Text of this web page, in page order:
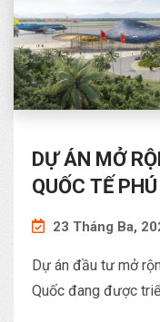
DỰ ÁN MỞ
QUỐC TẾ
23 Tháng Ba,
Dự án đầu tư mở
Quốc đang được